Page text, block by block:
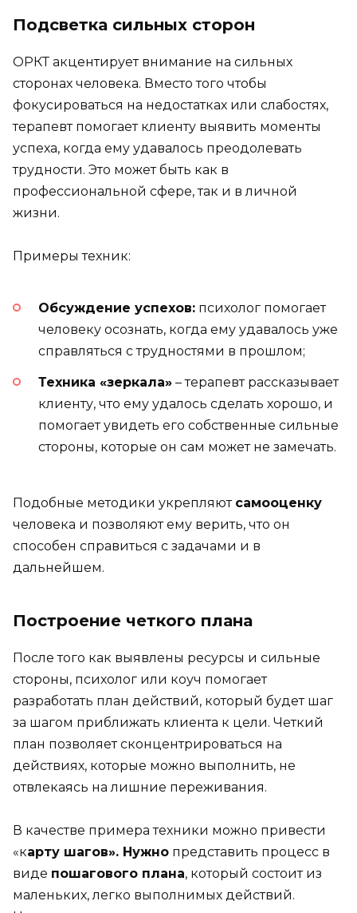
Подсветка сильных сторон
ОРКТ акцентирует внимание на сильных
сторонах человека. Вместо того чтобы
фокусироваться на недостатках или слабостях,
терапевт помогает клиенту выявить моменты
успеха, когда ему удавалось преодолевать
трудности. Это может быть как в
профессиональной сфере, так и в личной
жизни.
Примеры техник:
Обсуждение успехов: психолог помогает
человеку осознать, когда ему удавалось уже
справляться с трудностями в прошлом;
Техника «зеркала» – терапевт рассказывает
клиенту, что ему удалось сделать хорошо, и
помогает увидеть его собственные сильные
стороны, которые он сам может не замечать.
Подобные методики укрепляют самооценку
человека и позволяют ему верить, что он
способен справиться с задачами и в
дальнейшем.
Построение четкого плана
После того как выявлены ресурсы и сильные
стороны, психолог или коуч помогает
разработать план действий, который будет шаг
за шагом приближать клиента к цели. Четкий
план позволяет сконцентрироваться на
действиях, которые можно выполнить, не
отвлекаясь на лишние переживания.
В качестве примера техники можно привести
«карту шагов». Нужно представить процесс в
виде пошагового плана, который состоит из
маленьких, легко выполнимых действий.